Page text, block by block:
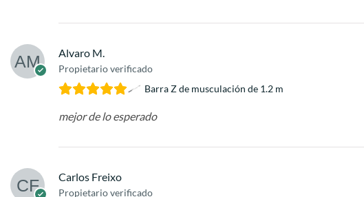
Alvaro M.
Propietario verificado
Barra Z de musculación de 1.2 m
mejor de lo esperado
Carlos Freixo
Propietario verificado